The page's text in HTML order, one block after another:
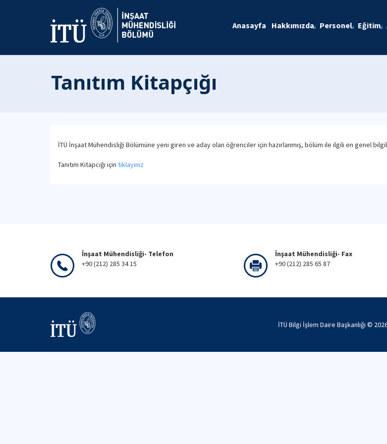
Anasayfa Hakkımızda Personel Eğitim
Tanıtım Kitapçığı
İTÜ İnşaat Mühendisliği Bölümüne yeni giren ve aday olan öğrenciler için hazırlanmış, bölüm ile ilgili en genel
Tanıtım Kitapcığı için tıklayınız
İnşaat Mühendisliği- Telefon
+90 (212) 285 34 15
İnşaat Mühendisliği- Fax
+90 (212) 285 65 87
İTÜ Bilgi İşlem Daire Başkanlığı ©